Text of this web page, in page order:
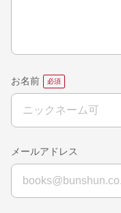
お名前
メールアドレス